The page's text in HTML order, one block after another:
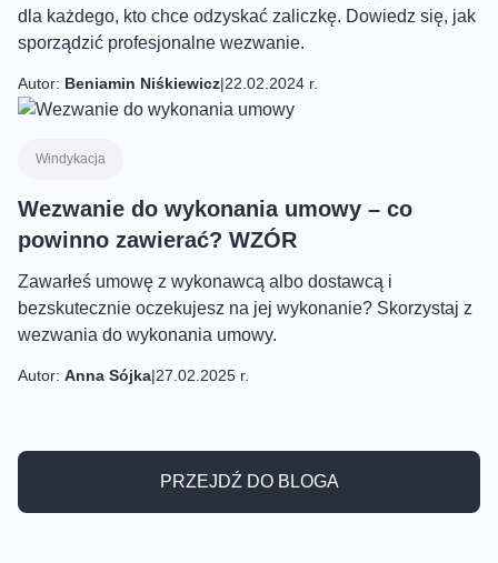
dla każdego, kto chce odzyskać zaliczkę. Dowiedz się, jak
sporządzić profesjonalne wezwanie.
Autor: Beniamin Niśkiewicz|22.02.2024 r.
Windykacja
Wezwanie do wykonania umowy – co
powinno zawierać? WZÓR
Zawarłeś umowę z wykonawcą albo dostawcą i
bezskutecznie oczekujesz na jej wykonanie? Skorzystaj z
wezwania do wykonania umowy.
Autor: Anna Sójka|27.02.2025 r.
PRZEJDŹ DO BLOGA